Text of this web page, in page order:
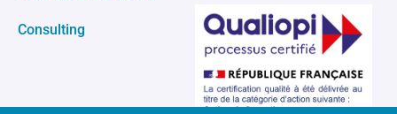
Consulting